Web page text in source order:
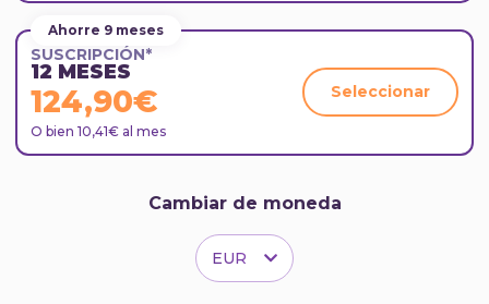
Ahorre 9 meses
SUSCRIPCIÓN*
12 MESES
124,90€
O bien 10,41€ al mes
Seleccionar
Cambiar de moneda
EUR